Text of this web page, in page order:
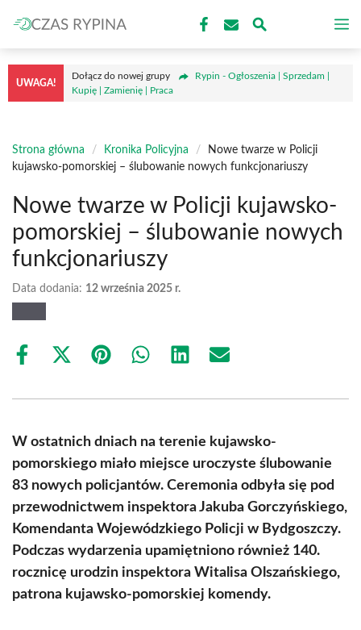
do
treści
UWAGA!
Dołącz do nowej grupy
Rypin - Ogłoszenia | Sprzedam |
Kupię | Zamienię | Praca
Strona główna / Kronika Policyjna /
Nowe twarze w Policji
kujawsko-pomorskiej – ślubowanie nowych funkcjonariuszy
Nowe twarze w Policji kujawsko-
pomorskiej – ślubowanie nowych
funkcjonariuszy
Data dodania: 12 września 2025 r.
Share
Share
(Twitter)
Share Share Share Share
W ostatnich dniach na terenie kujawsko-
pomorskiego miało miejsce uroczyste ślubowanie
83 nowych policjantów. Ceremonia odbyła się pod
przewodnictwem inspektora Jakuba Gorczyńskiego,
Komendanta Wojewódzkiego Policji w Bydgoszczy.
Podczas wydarzenia upamiętniono również 140.
rocznicę urodzin inspektora Witalisa Olszańskiego,
patrona kujawsko-pomorskiej komendy.